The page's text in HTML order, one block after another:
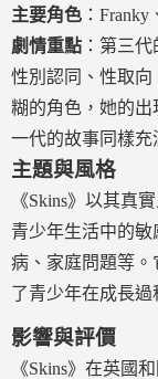
主要角色 ：
劇情重點 ：第三
性別認同、性取向
糊的角色，她的
一代的故事同樣充
主題與風格
《Skins》以其真
青少年生活中的
病、家庭問題等
了青少年在成長過
影響與評價
《Skins》在英國